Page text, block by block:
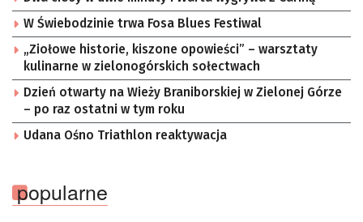
W Świebodzinie trwa Fosa Blues Festiwal
„Ziołowe historie, kiszone opowieści” – warsztaty
kulinarne w zielonogórskich sołectwach
Dzień otwarty na Wieży Braniborskiej w Zielonej Górze
– po raz ostatni w tym roku
Udana Ośno Triathlon reaktywacja
popularne